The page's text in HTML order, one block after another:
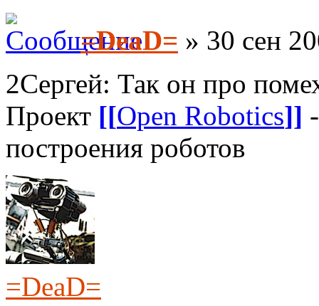
=DeaD= » 30 сен
2Сергей: Так он про
Проект [[Open Robotics]]
построения роботов
=DeaD=